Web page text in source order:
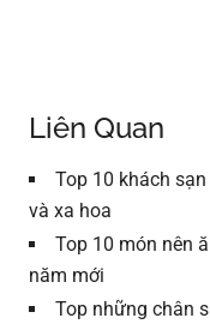
Liên Quan
Top 10 khách
và xa hoa
Top 10 món nên
năm mới
Top những chân